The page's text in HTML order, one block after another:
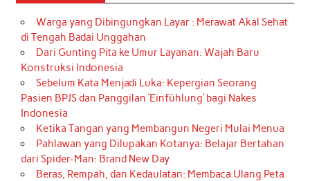
Warga yang Dibingungkan Layar : Merawat Akal Sehat
di Tengah Badai Unggahan
Dari Gunting Pita ke Umur Layanan: Wajah Baru
Konstruksi Indonesia
Sebelum Kata Menjadi Luka: Kepergian Seorang
Pasien BPJS dan Panggilan ‘Einfühlung’ bagi Nakes
Indonesia
Ketika Tangan yang Membangun Negeri Mulai Menua
Pahlawan yang Dilupakan Kotanya: Belajar Bertahan
dari Spider-Man: Brand New Day
Beras, Rempah, dan Kedaulatan: Membaca Ulang Peta